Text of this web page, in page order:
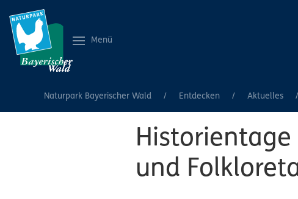
Menü
Naturpark Bayerischer Wald Entdecken Aktuelles
und